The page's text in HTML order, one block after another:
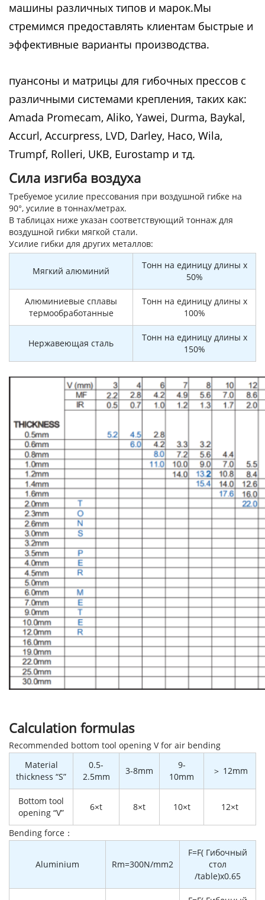
машины различных типов и марок.Мы
стремимся предоставлять клиентам быстрые и
эффективные варианты производства.
пуансоны и матрицы для гибочных прессов с
различными системами крепления, таких как:
Amada Promecam, Aliko, Yawei, Durma, Baykal,
Accurl, Accurpress, LVD, Darley, Насо, Wila,
Trumpf, Rolleri, UKB, Eurostamp и тд.
Сила изгиба воздуха
Требуемое усилие прессования при воздушной гибке на
90°, усилие в тоннах/метрах.
В таблицах ниже указан соответствующий тоннаж для
воздушной гибки мягкой стали.
Усилие гибки для других металлов:
Мягкий алюминий
Тонн на единицу длины x
50%
Алюминиевые сплавы
термообработанные
Тонн на единицу длины x
100%
Нержавеющая сталь
Тонн на единицу длины x
150%
Calculation formulas
Recommended bottom tool opening V for air bending
Material
thickness “S”
0.5-
2.5mm
3-8mm
9-
10mm
＞ 12mm
Bottom tool
opening “V”
6×t 8×t 10×t 12×t
Bending force：
Aluminium Rm=300N/mm2
F=F( Гибочный
стол
/table)x0.65